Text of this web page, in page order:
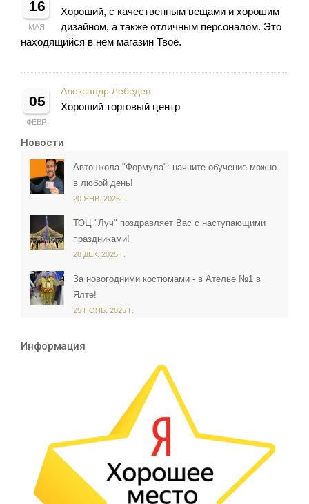
16
МАЯ
Хороший, с качественным вещами и хорошим
дизайном, а также отличным персоналом. Это
находящийся в нем магазин Твоё.
05
ФЕВР.
Александр Лебедев
Хороший торговый центр
Новости
Автошкола "Формула": начните обучение можно
в любой день!
20 ЯНВ. 2026 Г.
ТОЦ "Луч" поздравляет Вас с наступающими
праздниками!
28 ДЕК. 2025 Г.
За новогодними костюмами - в Ателье №1 в
Ялте!
25 НОЯБ. 2025 Г.
Информация